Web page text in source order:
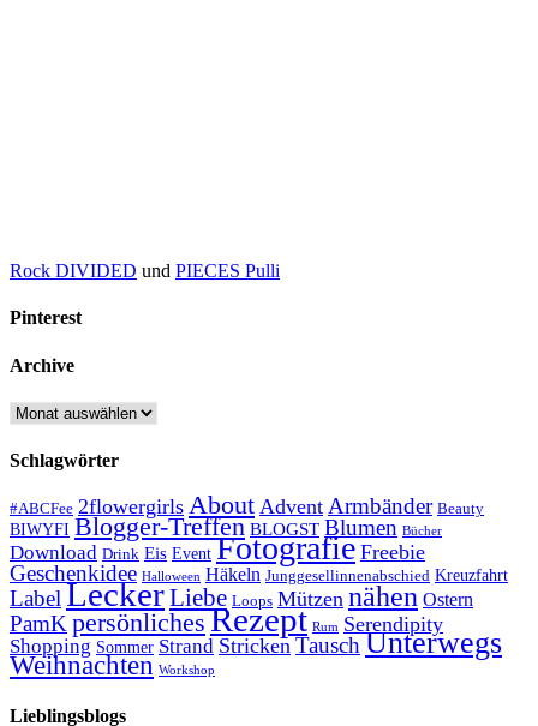
Rock DIVIDED und PIECES Pulli
Pinterest
Archive
Archive
Schlagwörter
#ABCFee 2flowergirls About Advent Armbänder Beauty
BIWYFI Blogger-Treffen BLOGST Blumen Bücher
Download Drink Eis Event Fotografie Freebie
Geschenkidee Halloween Häkeln Junggesellinnenabschied Kreuzfahrt
LabelLeckerLiebe Loops Mützen nähen Ostern
PamKpersönliches Rezept Rum Serendipity
Shopping Sommer Strand Stricken TauschUnterwegs
Weihnachten Workshop
Lieblingsblogs